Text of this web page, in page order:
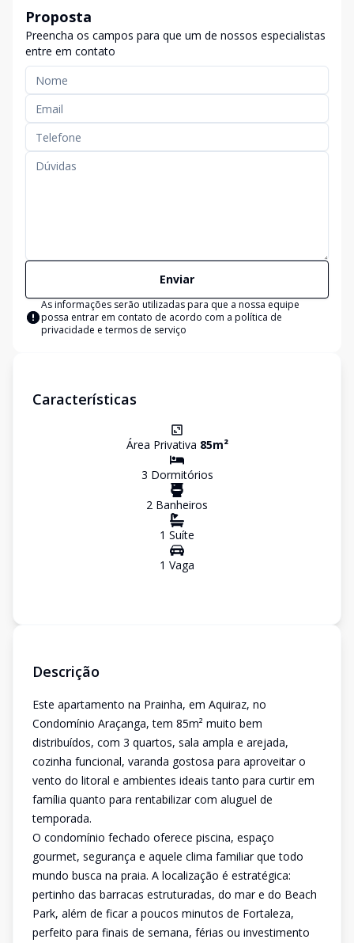
Proposta
Preencha os campos para que um de nossos especialistas
entre em contato
Enviar
As informações serão utilizadas para que a nossa equipe
possa entrar em contato de acordo com a política de
privacidade e termos de serviço
Características
Área Privativa 85m²
3 Dormitórios
2 Banheiros
1 Suíte
1 Vaga
Descrição
Este apartamento na Prainha, em Aquiraz, no
Condomínio Araçanga, tem 85m² muito bem
distribuídos, com 3 quartos, sala ampla e arejada,
cozinha funcional, varanda gostosa para aproveitar o
vento do litoral e ambientes ideais tanto para curtir em
família quanto para rentabilizar com aluguel de
temporada.
O condomínio fechado oferece piscina, espaço
gourmet, segurança e aquele clima familiar que todo
mundo busca na praia. A localização é estratégica:
pertinho das barracas estruturadas, do mar e do Beach
Park, além de ficar a poucos minutos de Fortaleza,
perfeito para finais de semana, férias ou investimento